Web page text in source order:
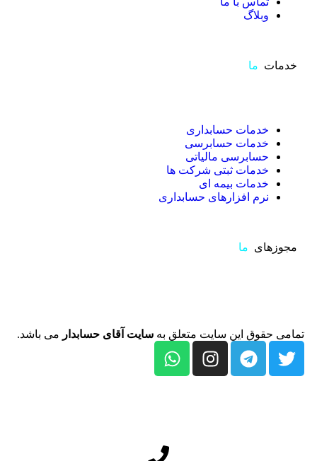
وبلاگ
خدمات ما
خدمات حسابداری
خدمات حسابرسی
حسابرسی مالیاتی
خدمات ثبتی شرکت ها
خدمات بیمه ای
نرم افزارهای حسابداری
مجوزهای ما
تمامی حقوق این سایت متعلق به سایت آقای حسابدار می باشد.